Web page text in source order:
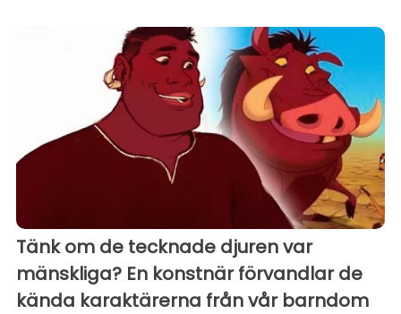
Tänk om de tecknade djuren var
mänskliga? En konstnär förvandlar de
kända karaktärerna från vår barndom